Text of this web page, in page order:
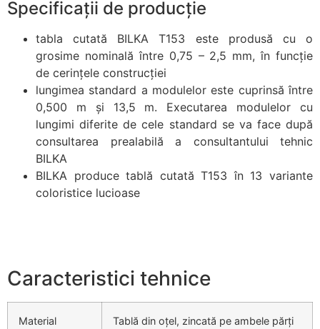
Specificații de producție
tabla cutată BILKA T153 este produsă cu o
grosime nominală între 0,75 – 2,5 mm, în funcție
de cerințele construcției
lungimea standard a modulelor este cuprinsă între
0,500 m și 13,5 m. Executarea modulelor cu
lungimi diferite de cele standard se va face după
consultarea prealabilă a consultantului tehnic
BILKA
BILKA produce tablă cutată T153 în 13 variante
coloristice lucioase
Caracteristici tehnice
Material
Tablă din oțel, zincată pe ambele părți